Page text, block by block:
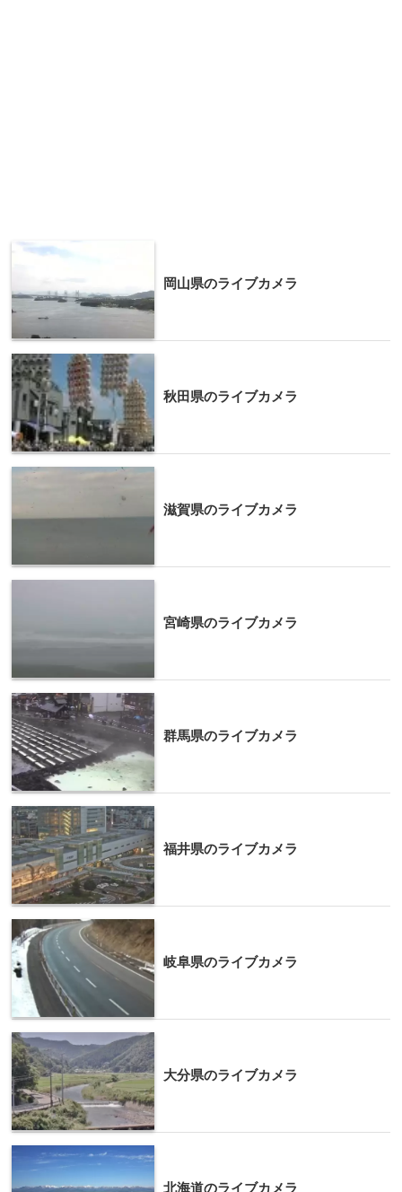
岡山県のライブカメラ
秋田県のライブカメラ
滋賀県のライブカメラ
宮崎県のライブカメラ
群馬県のライブカメラ
福井県のライブカメラ
岐阜県のライブカメラ
大分県のライブカメラ
北海道のライブカメラ